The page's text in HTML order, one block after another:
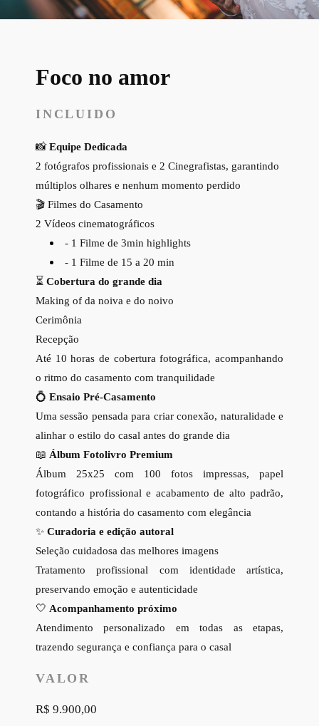
Foco no amor
INCLUIDO
📸Equipe Dedicada
2 fotógrafos profissionais e 2 Cinegrafistas, garantindo
múltiplos olhares e nenhum momento perdido
🎬 Filmes do Casamento
2 Vídeos cinematográficos
- 1 Filme de 3min highlights
- 1 Filme de 15 a 20 min
⏳ Cobertura do grande dia
Making of da noiva e do noivo
Cerimônia
Recepção
Até 10 horas de cobertura fotográfica, acompanhando
o ritmo do casamento com tranquilidade
💍 Ensaio Pré-Casamento
Uma sessão pensada para criar conexão, naturalidade e
alinhar o estilo do casal antes do grande dia
📖 Álbum Fotolivro Premium
Álbum 25x25 com 100 fotos impressas, papel
fotográfico profissional e acabamento de alto padrão,
contando a história do casamento com elegância
✨ Curadoria e edição autoral
Seleção cuidadosa das melhores imagens
Tratamento profissional com identidade artística,
preservando emoção e autenticidade
🤍 Acompanhamento próximo
Atendimento personalizado em todas as etapas,
trazendo segurança e confiança para o casal
VALOR
R$ 9.900,00